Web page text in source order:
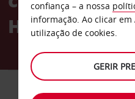
Harbour
CARRO
confiança – a nossa
informação. Ao clicar em
utilização de cookies.
GERIR